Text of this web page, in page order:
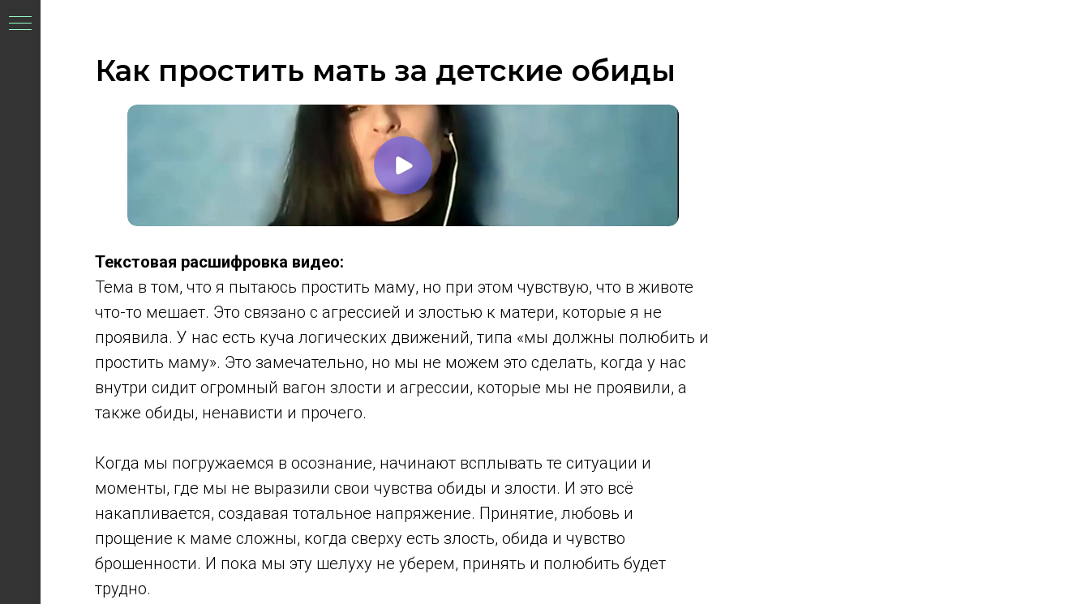
Как простить мать за детские обиды
Текстовая расшифровка видео:
Тема в том, что я пытаюсь простить маму, но при этом чувствую, что в животе
что-то мешает. Это связано с агрессией и злостью к матери, которые я не
проявила. У нас есть куча логических движений, типа «мы должны полюбить и
простить маму». Это замечательно, но мы не можем это сделать, когда у нас
внутри сидит огромный вагон злости и агрессии, которые мы не проявили, а
также обиды, ненависти и прочего.
Когда мы погружаемся в осознание, начинают всплывать те ситуации и
моменты, где мы не выразили свои чувства обиды и злости. И это всё
накапливается, создавая тотальное напряжение. Принятие, любовь и
прощение к маме сложны, когда сверху есть злость, обида и чувство
брошенности. И пока мы эту шелуху не уберем, принять и полюбить будет
трудно.